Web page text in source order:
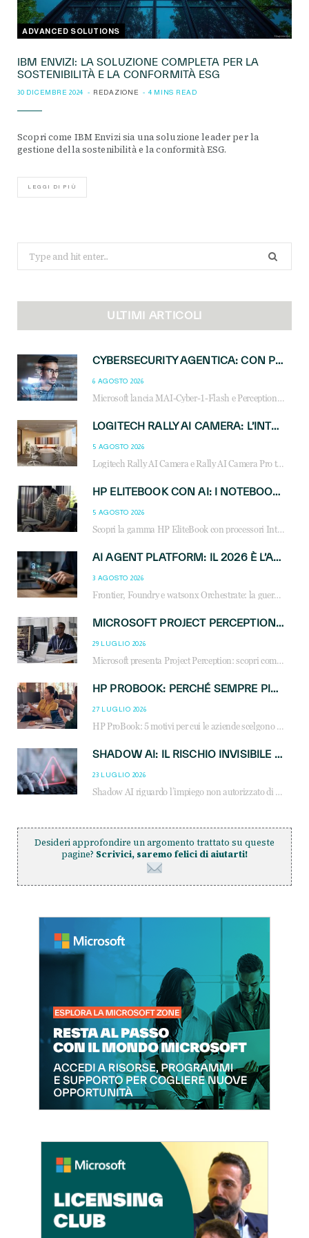
ADVANCED SOLUTIONS
IBM ENVIZI: LA SOLUZIONE COMPLETA PER LA
SOSTENIBILITÀ E LA CONFORMITÀ ESG
30 DICEMBRE 2024 REDAZIONE 4 MINS READ
Scopri come IBM Envizi sia una soluzione leader per la
gestione della sostenibilità e la conformità ESG.
LEGGI DI PIÙ
for:
ULTIMI ARTICOLI
CYBERSECURITY AGENTICA: CON PERCEPTION E MAI-CYBER-1-FLASH MICROSOFT APRE NUOVI SERVIZI PER IL CANALE
6 AGOSTO 2026
Microsoft lancia MAI-Cyber-1-Flash e Perception: cybersecurity agentica in preview dal 3 novembre. Cosa cambia per MSP, system integrator e reseller.
LOGITECH RALLY AI CAMERA: L’INTELLIGENZA ARTIFICIALE ENTRA NELLE SALE RIUNIONI DI NUOVA GENERAZIONE
5 AGOSTO 2026
Logitech Rally AI Camera e Rally AI Camera Pro trasformano gli spazi di collaborazione con AI, inquadratura intelligente, multi-camera e gestione avanzata dei meeting ibridi.
HP ELITEBOOK CON AI: I NOTEBOOK BUSINESS INTELLIGENTI CHE TRASFORMANO PRODUTTIVITÀ, SICUREZZA E LAVORO IBRIDO
5 AGOSTO 2026
Scopri la gamma HP EliteBook con processori Intel® Core™ Ultra e AMD Ryzen™ AI. Notebook business progettati per aumentare la produttività, migliorare la collaborazione e garantire sicurezza avanzata in ufficio e in mobilità.
AI AGENT PLATFORM: IL 2026 È L’ANNO DEL «SISTEMA OPERATIVO» PER GLI AGENTI AZIENDALI
3 AGOSTO 2026
Frontier, Foundry e watsonx Orchestrate: la guerra delle piattaforme AI agent ridisegna il mercato IT. Cosa cambia per reseller, MSP e system integrator.
MICROSOFT PROJECT PERCEPTION: COME GLI AGENTI AI CAMBIERANNO SOC, CYBERSECURITY E SERVIZI MSP
29 LUGLIO 2026
Microsoft presenta Project Perception: scopri come gli agenti AI possono trasformare cybersecurity, SOC e servizi gestiti degli MSP.
HP PROBOOK: PERCHÉ SEMPRE PIÙ AZIENDE SCELGONO NOTEBOOK PROGETTATI PER IL LAVORO MODERNO
27 LUGLIO 2026
HP ProBook: 5 motivi per cui le aziende scelgono i notebook business HP per migliorare produttività, sicurezza e gestione dell’AI.
SHADOW AI: IL RISCHIO INVISIBILE CHE LE AZIENDE POSSONO GOVERNARE
23 LUGLIO 2026
Shadow AI riguardo l’impiego non autorizzato di sistemi AI all’interno dell’azienda. E’ una pratica che si diffonde a partire dai dipendenti fino ai dirigenti e mette a repentaglio la cybersecurity, con costi più elevati per le organizzazioni. Due recenti report illustrano il fenomeno e forniscono dati in merito
Desideri approfondire un argomento trattato su queste
pagine? Scrivici, saremo felici di aiutarti!